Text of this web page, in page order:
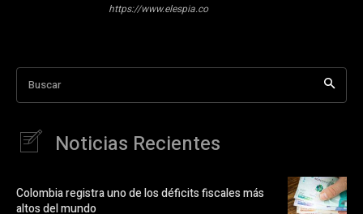
https://www.elespia.co
Buscar
Noticias Recientes
Colombia registra uno de los déficits fiscales más
altos del mundo